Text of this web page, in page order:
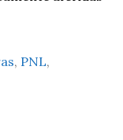
, PNL,